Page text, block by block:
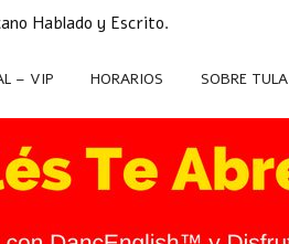
Hablado y Escrito.
– VIP HORARIOS SOBRE TULA